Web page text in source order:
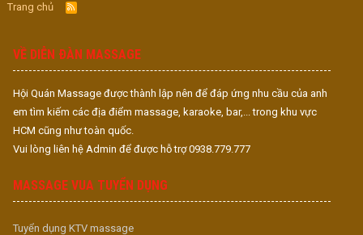
Trang chủ
R
S
VỀ DIỄN ĐÀN MASSAGE
Hội Quán Massage được thành lập nên để đáp ứng nhu cầu của anh
em tìm kiếm các địa điểm massage, karaoke, bar,... trong khu vực
HCM cũng như toàn quốc.
Vui lòng liên hệ Admin để được hỗ trợ 0938.779.777
MASSAGE VUA TUYỂN DỤNG
Tuyển dụng KTV massage